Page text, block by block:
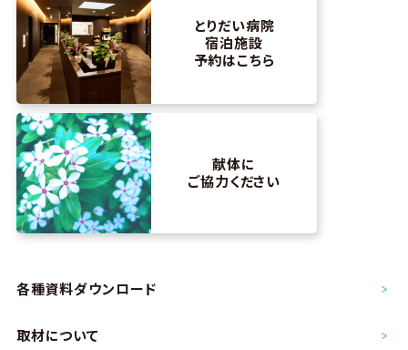
とりだい病院
宿泊施設
予約はこちら
献体に
ご協力ください
各種資料ダウンロード
取材について